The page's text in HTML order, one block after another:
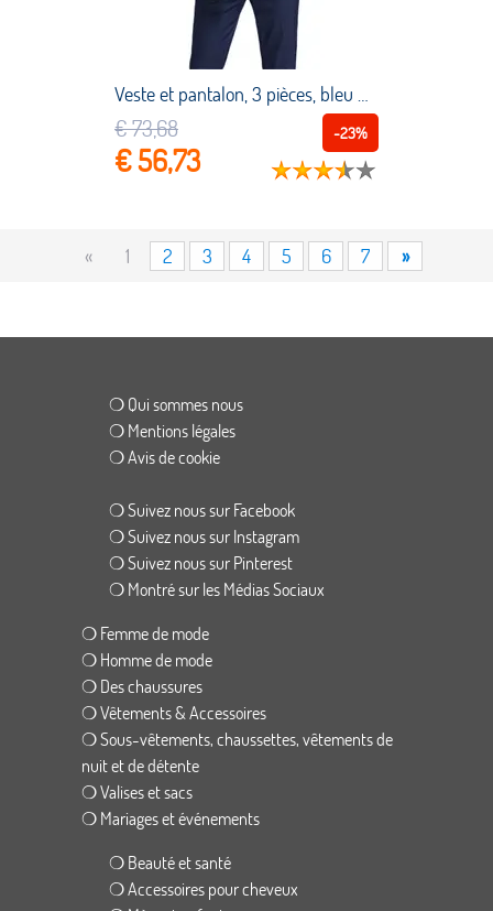
Veste et pantalon, 3 pièces, bleu marine, gilet, Blazer à revers cranté, pantalon de smoking pour marié, meilleur costume pour homme, manteau + pantalon + cravate + gilet
-23%
€ 73,68
€ 56,73
« 1 2 3 4 5 6 7 »
❍ Qui sommes nous
❍ Mentions légales
❍ Avis de cookie
❍ Suivez nous sur Facebook
❍ Suivez nous sur Instagram
❍ Suivez nous sur Pinterest
❍ Montré sur les Médias Sociaux
❍ Femme de mode
❍ Homme de mode
❍ Des chaussures
❍ Vêtements & Accessoires
❍ Sous-vêtements, chaussettes, vêtements de
nuit et de détente
❍ Valises et sacs
❍ Mariages et événements
❍ Beauté et santé
❍ Accessoires pour cheveux